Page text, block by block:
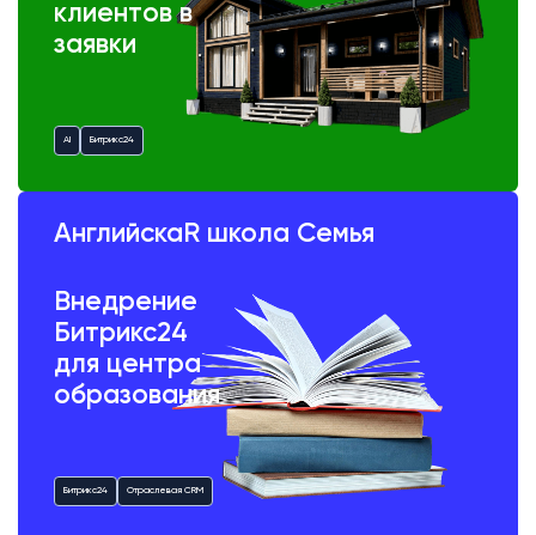
клиентов в
заявки
AI Битрикс24
АнглийскаR школа Семья
Внедрение
Битрикс24
для центра
образования
Битрикс24 Отраслевая CRM